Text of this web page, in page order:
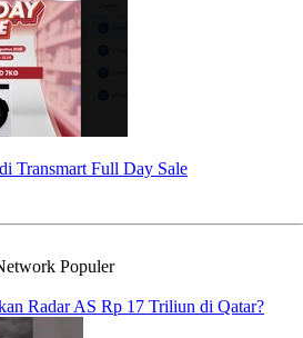
Transmart Full Day Sale
Populer
Radar AS Rp 17 Triliun di Qatar?